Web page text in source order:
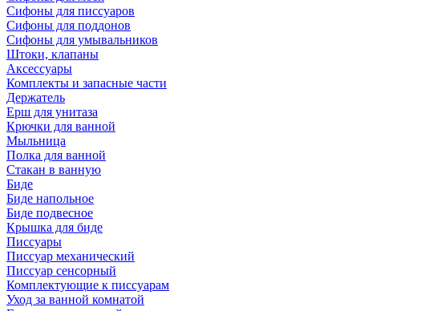
Сифоны для писсуаров
Сифоны для поддонов
Сифоны для умывальников
Штоки, клапаны
Аксессуары
Комплекты и запасные части
Держатель
Ерш для унитаза
Крючки для ванной
Мыльница
Полка для ванной
Стакан в ванную
Биде
Биде напольное
Биде подвесное
Крышка для биде
Писсуары
Писсуар механический
Писсуар сенсорный
Комплектующие к писсуарам
Уход за ванной комнатой